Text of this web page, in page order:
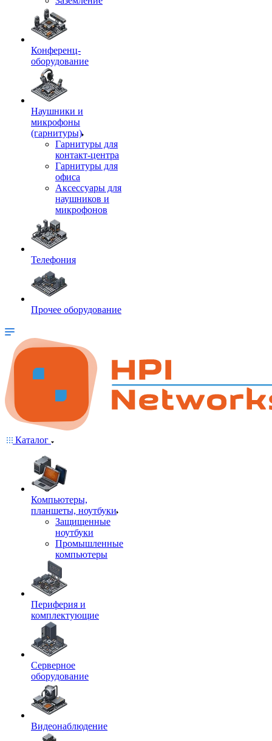
Конференц-
оборудование
Наушники и
микрофоны
(гарнитуры)
Гарнитуры для
контакт-центра
Гарнитуры для
офиса
Аксессуары для
наушников и
микрофонов
Телефония
Прочее оборудование
Каталог
Компьютеры,
планшеты, ноутбуки
Защищенные
ноутбуки
Промышленные
компьютеры
Периферия и
комплектующие
Серверное
оборудование
Видеонаблюдение